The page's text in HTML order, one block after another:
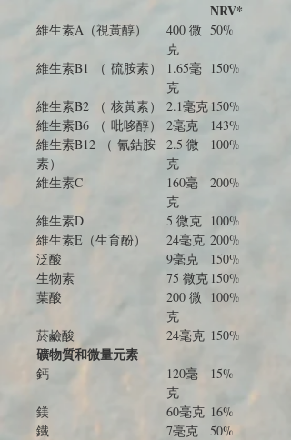
NRV*
維生素A（視黃醇）
400 微
克
50%
維生素B1 （ 硫胺素）
1.65毫
克
150%
維生素B2 （ 核黃素） 2.1毫克150%
維生素B6 （ 吡哆醇）
2毫克
143%
維生素B12 （ 氰鈷胺
素）
2.5 微
克
100%
維生素C
160毫
克
200%
維生素D 5 微克 100%
維生素E（生育酚）
24毫克 200%
泛酸
9毫克
150%
生物素
75 微克 150%
葉酸
200 微
克
100%
菸鹼酸 24毫克 150%
礦物質和微量元素
鈣
120毫
克
15%
鎂 60毫克 16%
鐵
7毫克
50%